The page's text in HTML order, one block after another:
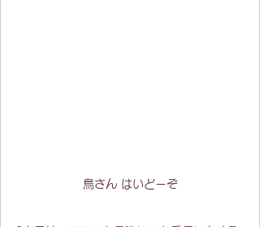
鳥さん はいどーぞ